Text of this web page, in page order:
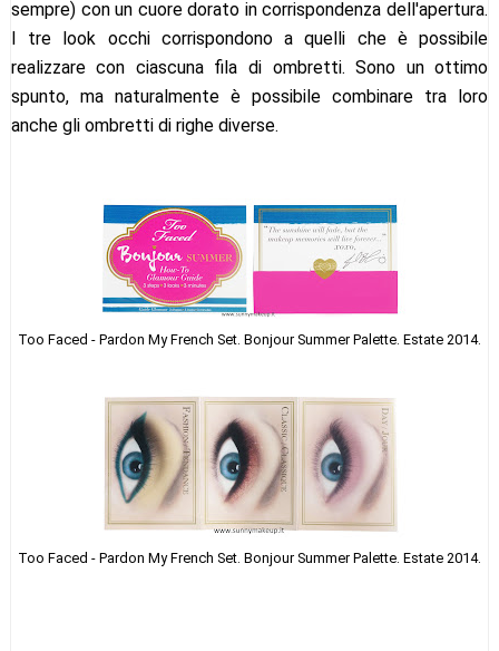
sempre) con un cuore dorato in corrispondenza dell'apertura.
I tre look occhi corrispondono a quelli che è possibile
realizzare con ciascuna fila di ombretti. Sono un ottimo
spunto, ma naturalmente è possibile combinare tra loro
anche gli ombretti di righe diverse.
Too Faced - Pardon My French Set. Bonjour Summer Palette. Estate 2014.
Too Faced - Pardon My French Set. Bonjour Summer Palette. Estate 2014.